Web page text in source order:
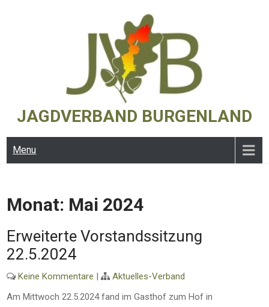
JAGDVERBAND BURGENLAND
Menu
Monat: Mai 2024
Erweiterte Vorstandssitzung
22.5.2024
Keine Kommentare |
Aktuelles-Verband
Am Mittwoch 22.5.2024 fand im Gasthof zum Hof in